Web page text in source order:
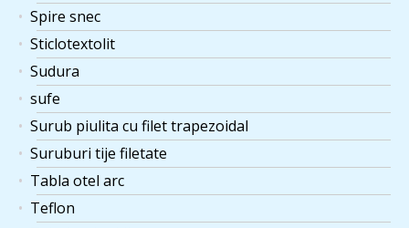
Spire snec
Sticlotextolit
Sudura
sufe
Surub piulita cu filet trapezoidal
Suruburi tije filetate
Tabla otel arc
Teflon